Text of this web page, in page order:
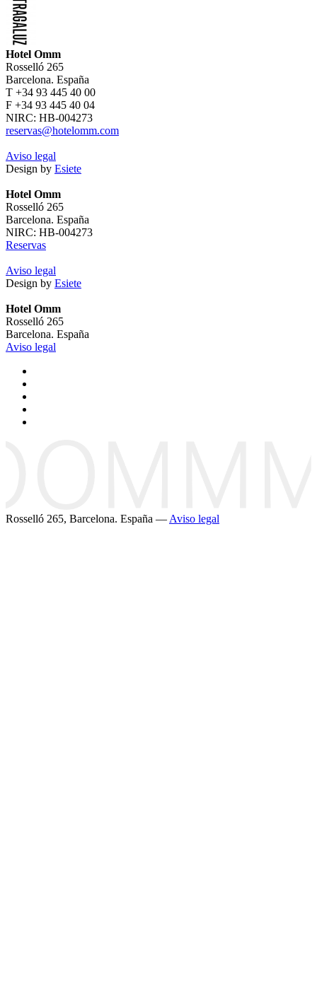
Hotel Omm
Rosselló 265
Barcelona. España
T +34 93 445 40 00
F +34 93 445 40 04
NIRC: HB-004273
reservas@hotelomm.com
Aviso legal
Design by Esiete
Hotel Omm
Rosselló 265
Barcelona. España
NIRC: HB-004273
Reservas
Aviso legal
Design by Esiete
Hotel Omm
Rosselló 265
Barcelona. España
Aviso legal
Rosselló 265, Barcelona. España — Aviso legal